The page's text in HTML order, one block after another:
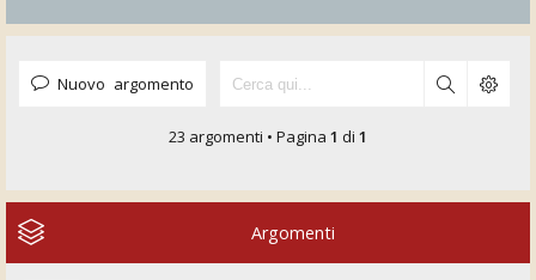
Nuovo argomento
23 argomenti • Pagina 1 di 1
Argomenti